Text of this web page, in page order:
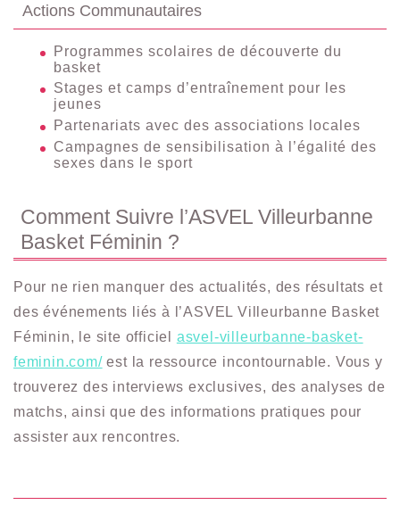
Actions Communautaires
Programmes scolaires de découverte du
basket
Stages et camps d’entraînement pour les
jeunes
Partenariats avec des associations locales
Campagnes de sensibilisation à l’égalité des
sexes dans le sport
Comment Suivre l’ASVEL Villeurbanne
Basket Féminin ?
Pour ne rien manquer des actualités, des résultats et
des événements liés à l’ASVEL Villeurbanne Basket
Féminin, le site officiel asvel-villeurbanne-basket-
feminin.com/est la ressource incontournable. Vous y
trouverez des interviews exclusives, des analyses de
matchs, ainsi que des informations pratiques pour
assister aux rencontres.